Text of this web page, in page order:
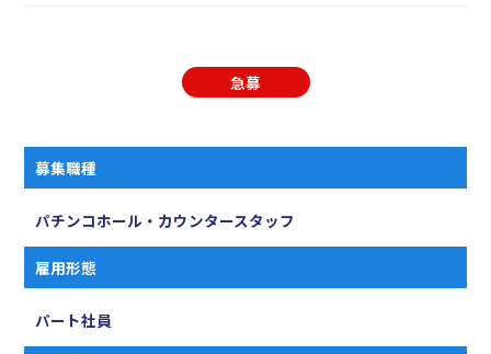
急募
募集職種
パチンコホール・カウンタースタッフ
雇用形態
パート社員